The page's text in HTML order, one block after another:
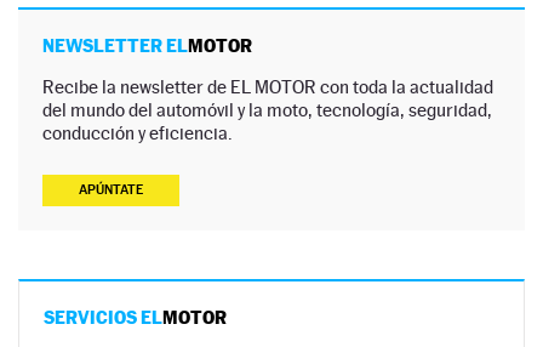
NEWSLETTER ELMOTOR
Recibe la newsletter de EL MOTOR con toda la actualidad
del mundo del automóvil y la moto, tecnología, seguridad,
conducción y eficiencia.
APÚNTATE
SERVICIOS ELMOTOR